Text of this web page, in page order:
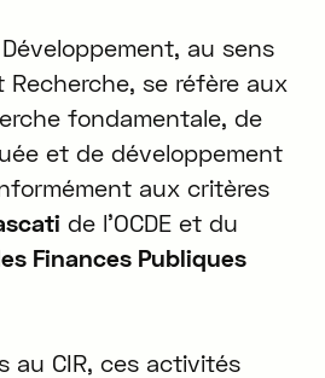
au sens
se réfère aux
fondamentale, de
et de développement
aux critères
de l'OCDE et du
Finances Publiques
au CIR, ces activités